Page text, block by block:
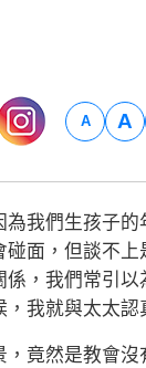
A A
們生孩子的
面，但談不
，我們常引
我就與太太認
然是教會沒